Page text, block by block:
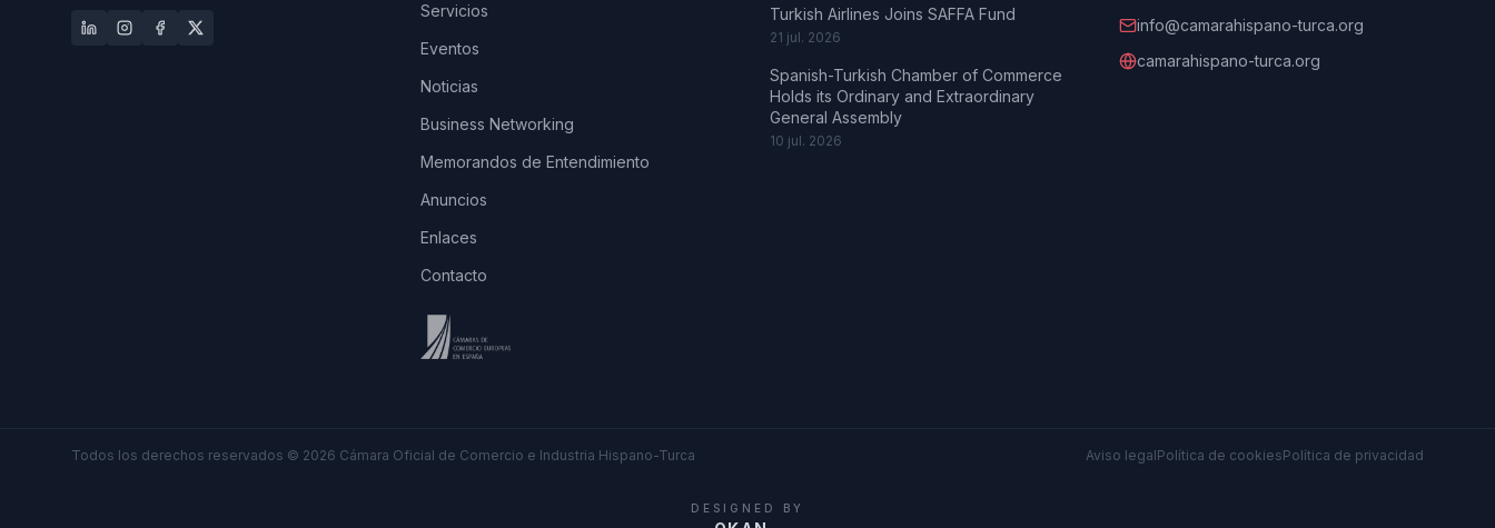
Servicios
Eventos
Noticias
Business Networking
Memorandos de Entendimiento
Anuncios
Enlaces
Contacto
Turkish Airlines Joins SAFFA Fund
21 jul. 2026
Spanish-Turkish Chamber of Commerce
Holds its Ordinary and Extraordinary
General Assembly
10 jul. 2026
info@camarahispano-turca.org
camarahispano-turca.org
Todos los derechos reservados © 2026 Cámara Oficial de Comercio e Industria Hispano-Turca Aviso legalPolítica de cookiesPolítica de privacidad
DESIGNED BY